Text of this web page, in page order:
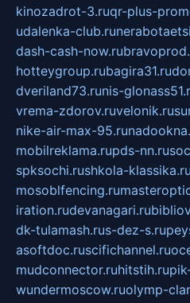
kinozadrot-3.ruqr-plus-
udalenka-club.ru
dash-cash-now.ru
hotteygroup.rubagira31.ru
dveriland73.runis-
vrema-zdorov.ruvelonik.ru
nike-air-max-95.ru
mobilreklama.rupds-nn.ru
spksochi.rushkola-klassika.ru
mosoblfencing.ru
iration.rudevanagari.ru
dk-tulamash.rus-dez-s.ru
asoftdoc.ruscifichannel.ru
mudconnector.ruhitstih.ru
wundermoscow.ruolymp-